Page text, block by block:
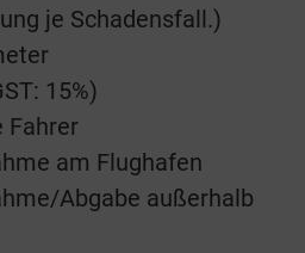
je Schadensfall.)
15%)
Fahrer
am Flughafen
Abgabe außerhalb